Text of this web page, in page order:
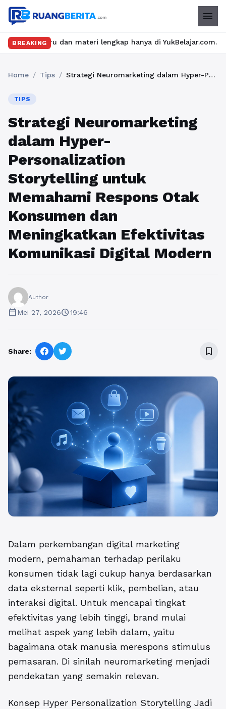
menu
BREAKING
dan materi lengkap hanya di YukBelajar.com. Mulai
Home / Tips / Strategi Neuromarketing dalam Hyper-Personalization Storytelling untuk Memahami Respons Otak Konsumen dan Meningkatkan Efektivitas Komunikasi Digital Modern
TIPS
Strategi Neuromarketing
dalam Hyper-
Personalization
Storytelling untuk
Memahami Respons Otak
Konsumen dan
Meningkatkan Efektivitas
Komunikasi Digital Modern
Author
calendar_todayMei 27, 2026schedule19:46
Share: bookmark_border
Dalam perkembangan digital marketing
modern, pemahaman terhadap perilaku
konsumen tidak lagi cukup hanya berdasarkan
data eksternal seperti klik, pembelian, atau
interaksi digital. Untuk mencapai tingkat
efektivitas yang lebih tinggi, brand mulai
melihat aspek yang lebih dalam, yaitu
bagaimana otak manusia merespons stimulus
pemasaran. Di sinilah neuromarketing menjadi
pendekatan yang semakin relevan.
Konsep Hyper Personalization Storytelling Jadi